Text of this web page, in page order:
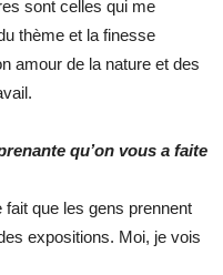
sont celles qui me
thème et la finesse
amour de la nature et des
qu’on vous a faite
que les gens prennent
expositions. Moi, je vois